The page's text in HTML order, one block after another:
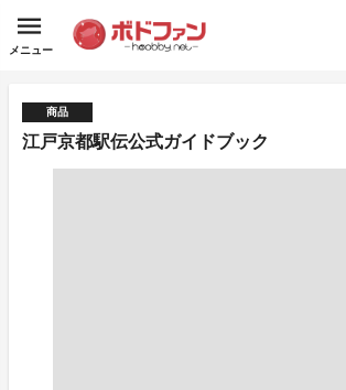
メニュー
商品
江戸京都駅伝公式ガイドブック